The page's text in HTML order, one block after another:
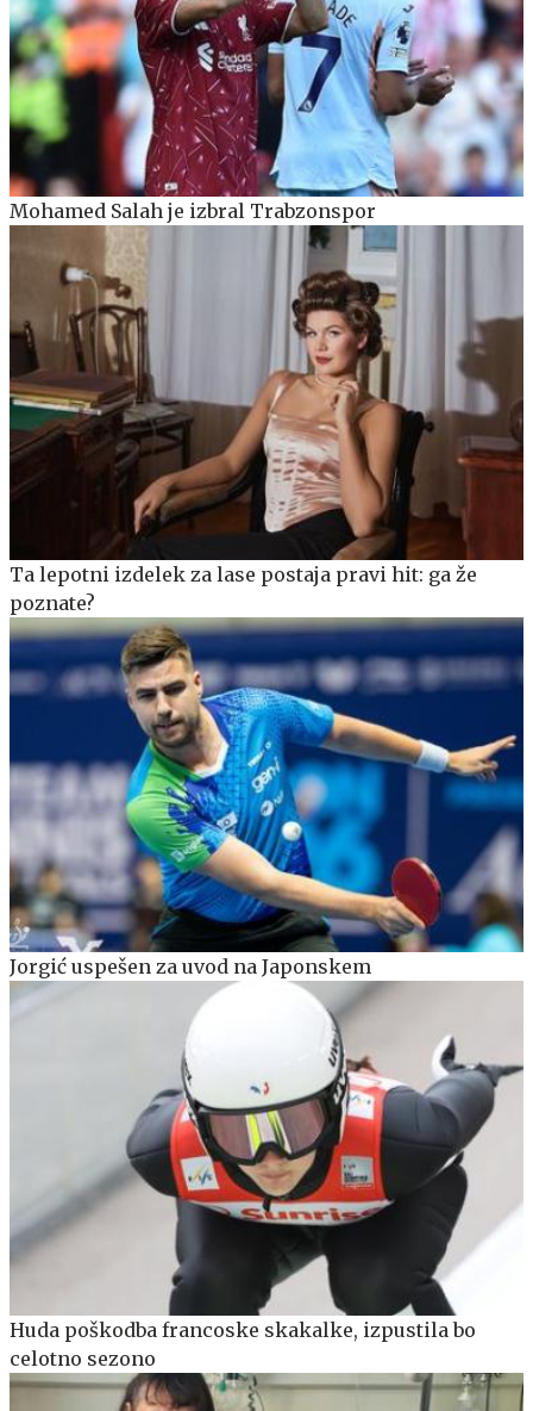
Mohamed Salah je izbral Trabzonspor
Ta lepotni izdelek za lase postaja pravi hit: ga že
poznate?
Jorgić uspešen za uvod na Japonskem
Huda poškodba francoske skakalke, izpustila bo
celotno sezono